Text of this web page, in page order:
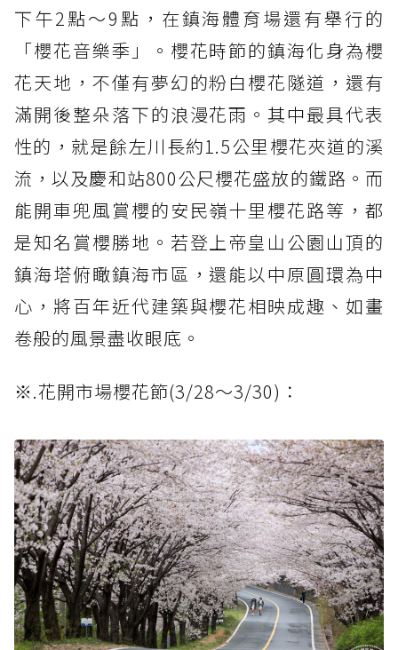
下午2點～9點，在鎮海體育場還有舉行的
「櫻花音樂季」。櫻花時節的鎮海化身為櫻
花天地，不僅有夢幻的粉白櫻花隧道，還有
滿開後整朵落下的浪漫花雨。其中最具代表
性的，就是餘左川長約1.5公里櫻花夾道的溪
流，以及慶和站800公尺櫻花盛放的鐵路。而
能開車兜風賞櫻的安民嶺十里櫻花路等，都
是知名賞櫻勝地。若登上帝皇山公園山頂的
鎮海塔俯瞰鎮海市區，還能以中原圓環為中
心，將百年近代建築與櫻花相映成趣、如畫
卷般的風景盡收眼底。
※.花開市場櫻花節(3/28～3/30)：